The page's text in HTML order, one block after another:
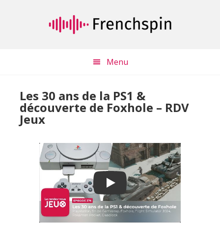
Menu
Les 30 ans de la PS1 &
découverte de Foxhole – RDV
Jeux
Play